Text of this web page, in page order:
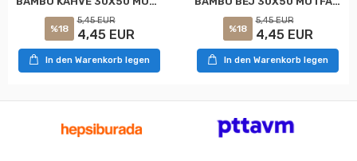
%18
5,45 EUR
4,45 EUR
In den Warenkorb legen
%18
5,45 EUR
4,45 EUR
In den Warenkorb legen